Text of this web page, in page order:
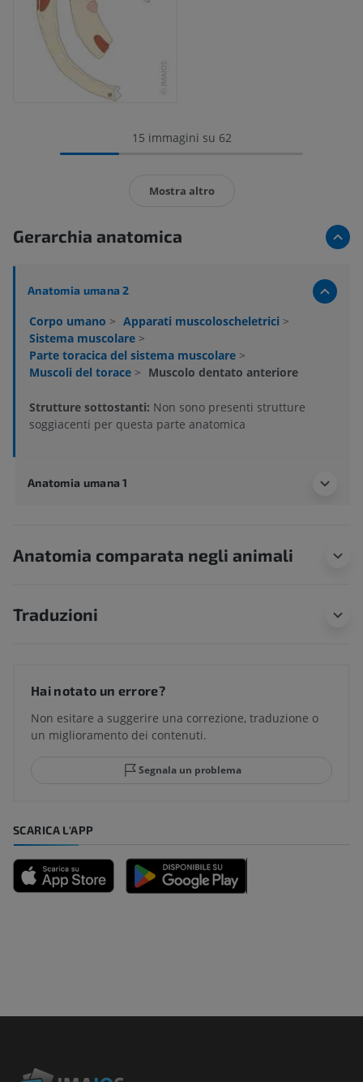
15 immagini su 62
Mostra altro
Gerarchia anatomica
Anatomia umana 2
Corpo umano > Apparati muscoloscheletrici >
Sistema muscolare >
Parte toracica del sistema muscolare >
Muscoli del torace > Muscolo dentato anteriore
Strutture sottostanti: Non sono presenti strutture
soggiacenti per questa parte anatomica
Anatomia umana 1
Anatomia comparata negli animali
Traduzioni
Hai notato un errore?
Non esitare a suggerire una correzione, traduzione o
un miglioramento dei contenuti.
Segnala un problema
SCARICA L'APP